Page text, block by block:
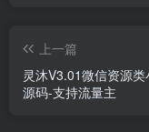
上一篇
灵沐V3.01微信资源
源码-支持流量主